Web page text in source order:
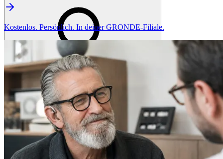
Kostenlos. Persönlich. In deiner GRONDE-Filiale.